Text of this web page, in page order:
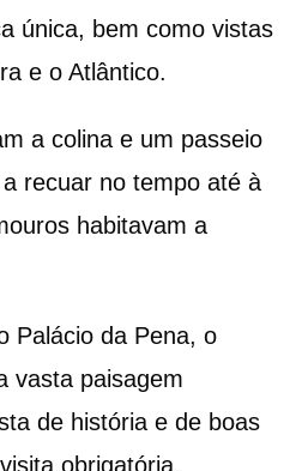
única, bem como vistas
e o Atlântico.
a colina e um passeio
recuar no tempo até à
habitavam a
Palácio da Pena, o
vasta paisagem
de história e de boas
obrigatória.